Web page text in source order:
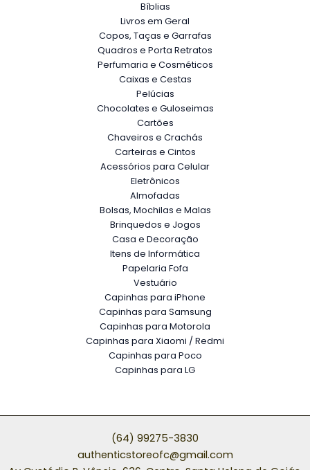
Bíblias
Livros em Geral
Copos, Taças e Garrafas
Quadros e Porta Retratos
Perfumaria e Cosméticos
Caixas e Cestas
Pelúcias
Chocolates e Guloseimas
Cartões
Chaveiros e Crachás
Carteiras e Cintos
Acessórios para Celular
Eletrônicos
Almofadas
Bolsas, Mochilas e Malas
Brinquedos e Jogos
Casa e Decoração
Itens de Informática
Papelaria Fofa
Vestuário
Capinhas para iPhone
Capinhas para Samsung
Capinhas para Motorola
Capinhas para Xiaomi / Redmi
Capinhas para Poco
Capinhas para LG
(64) 99275-3830
authenticstoreofc@gmail.com